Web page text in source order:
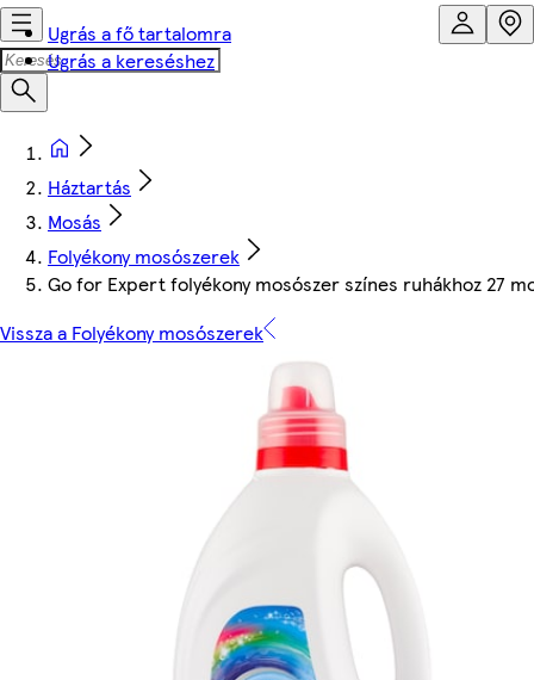
Ugrás a fő tartalomra
Ugrás a kereséshez
Háztartás
Mosás
Folyékony mosószerek
Go for Expert folyékony mosószer színes ruhákhoz 27
Vissza a Folyékony mosószerek